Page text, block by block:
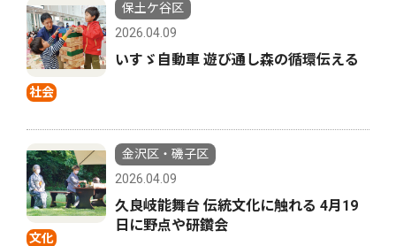
社会
保土ケ谷区
2026.04.09
いすゞ自動車 遊び通し森の循環伝える
文化
金沢区・磯子区
2026.04.09
久良岐能舞台 伝統文化に触れる 4月19
日に野点や研鑽会